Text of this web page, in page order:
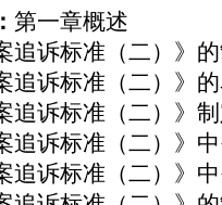
第一章概述
追诉标准（二）》
追诉标准（二）》
追诉标准（二）》
追诉标准（二）》
追诉标准（二）》